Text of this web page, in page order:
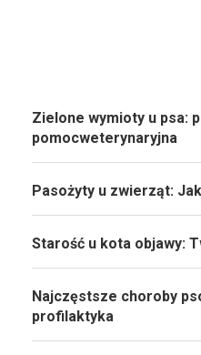
Zielone wymioty u psa:
pomocweterynaryjna
Pasożyty u zwierząt:
Starość u kota objawy:
Najczęstsze choroby
profilaktyka